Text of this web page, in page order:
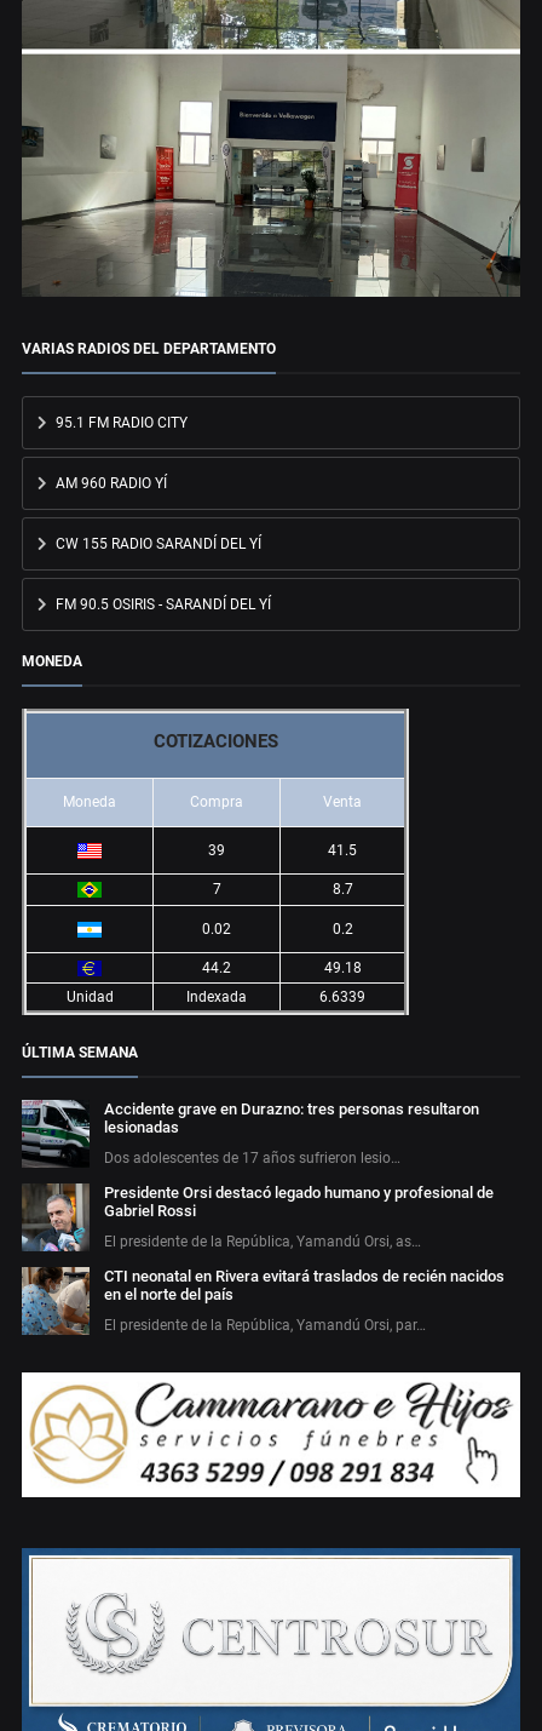
VARIAS RADIOS DEL DEPARTAMENTO
95.1 FM RADIO CITY
AM 960 RADIO YÍ
CW 155 RADIO SARANDÍ DEL YÍ
FM 90.5 OSIRIS - SARANDÍ DEL YÍ
MONEDA
COTIZACIONES
Moneda Compra Venta
39 41.5
7 8.7
0.02 0.2
44.2
49.18
Unidad
Indexada 6.6339
ÚLTIMA SEMANA
Accidente grave en Durazno: tres personas resultaron
lesionadas
Dos adolescentes de 17 años sufrieron lesio…
Presidente Orsi destacó legado humano y profesional de
Gabriel Rossi
El presidente de la República, Yamandú Orsi, as…
CTI neonatal en Rivera evitará traslados de recién nacidos
en el norte del país
El presidente de la República, Yamandú Orsi, par…